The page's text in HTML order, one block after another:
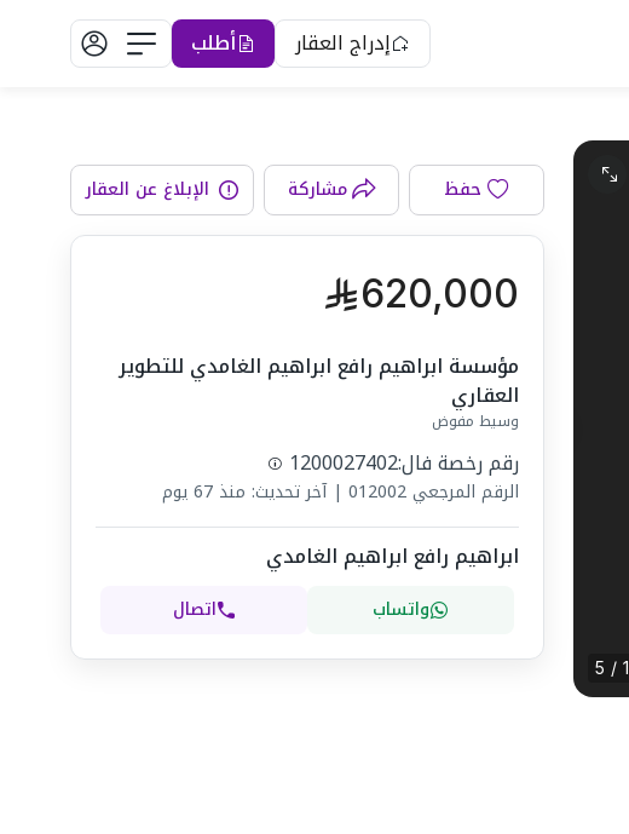
إدراج العقار أطلب
دورات المياه
1 / 5
حفظ مشاركة الإبلاغ عن العقار
620,000
مؤسسة ابراهيم رافع ابراهيم الغامدي للتطوير
العقاري
وسيط مفوض
رقم رخصة فال:1200027402
الرقم المرجعي012002
|آخر تحديث: منذ 67 يوم
ابراهيم رافع ابراهيم الغامدي
واتساب اتصال